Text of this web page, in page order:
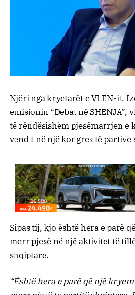
Njëri nga kryetarët e VLEN-it,
emisionin “Debat në SHENJA”,
të rëndësishëm pjesëmarrjen
vendit në një kongres të partive
Sipas tij, kjo është hera e parë
merr pjesë në një aktivitet të
shqiptare.
“Është hera e parë që një